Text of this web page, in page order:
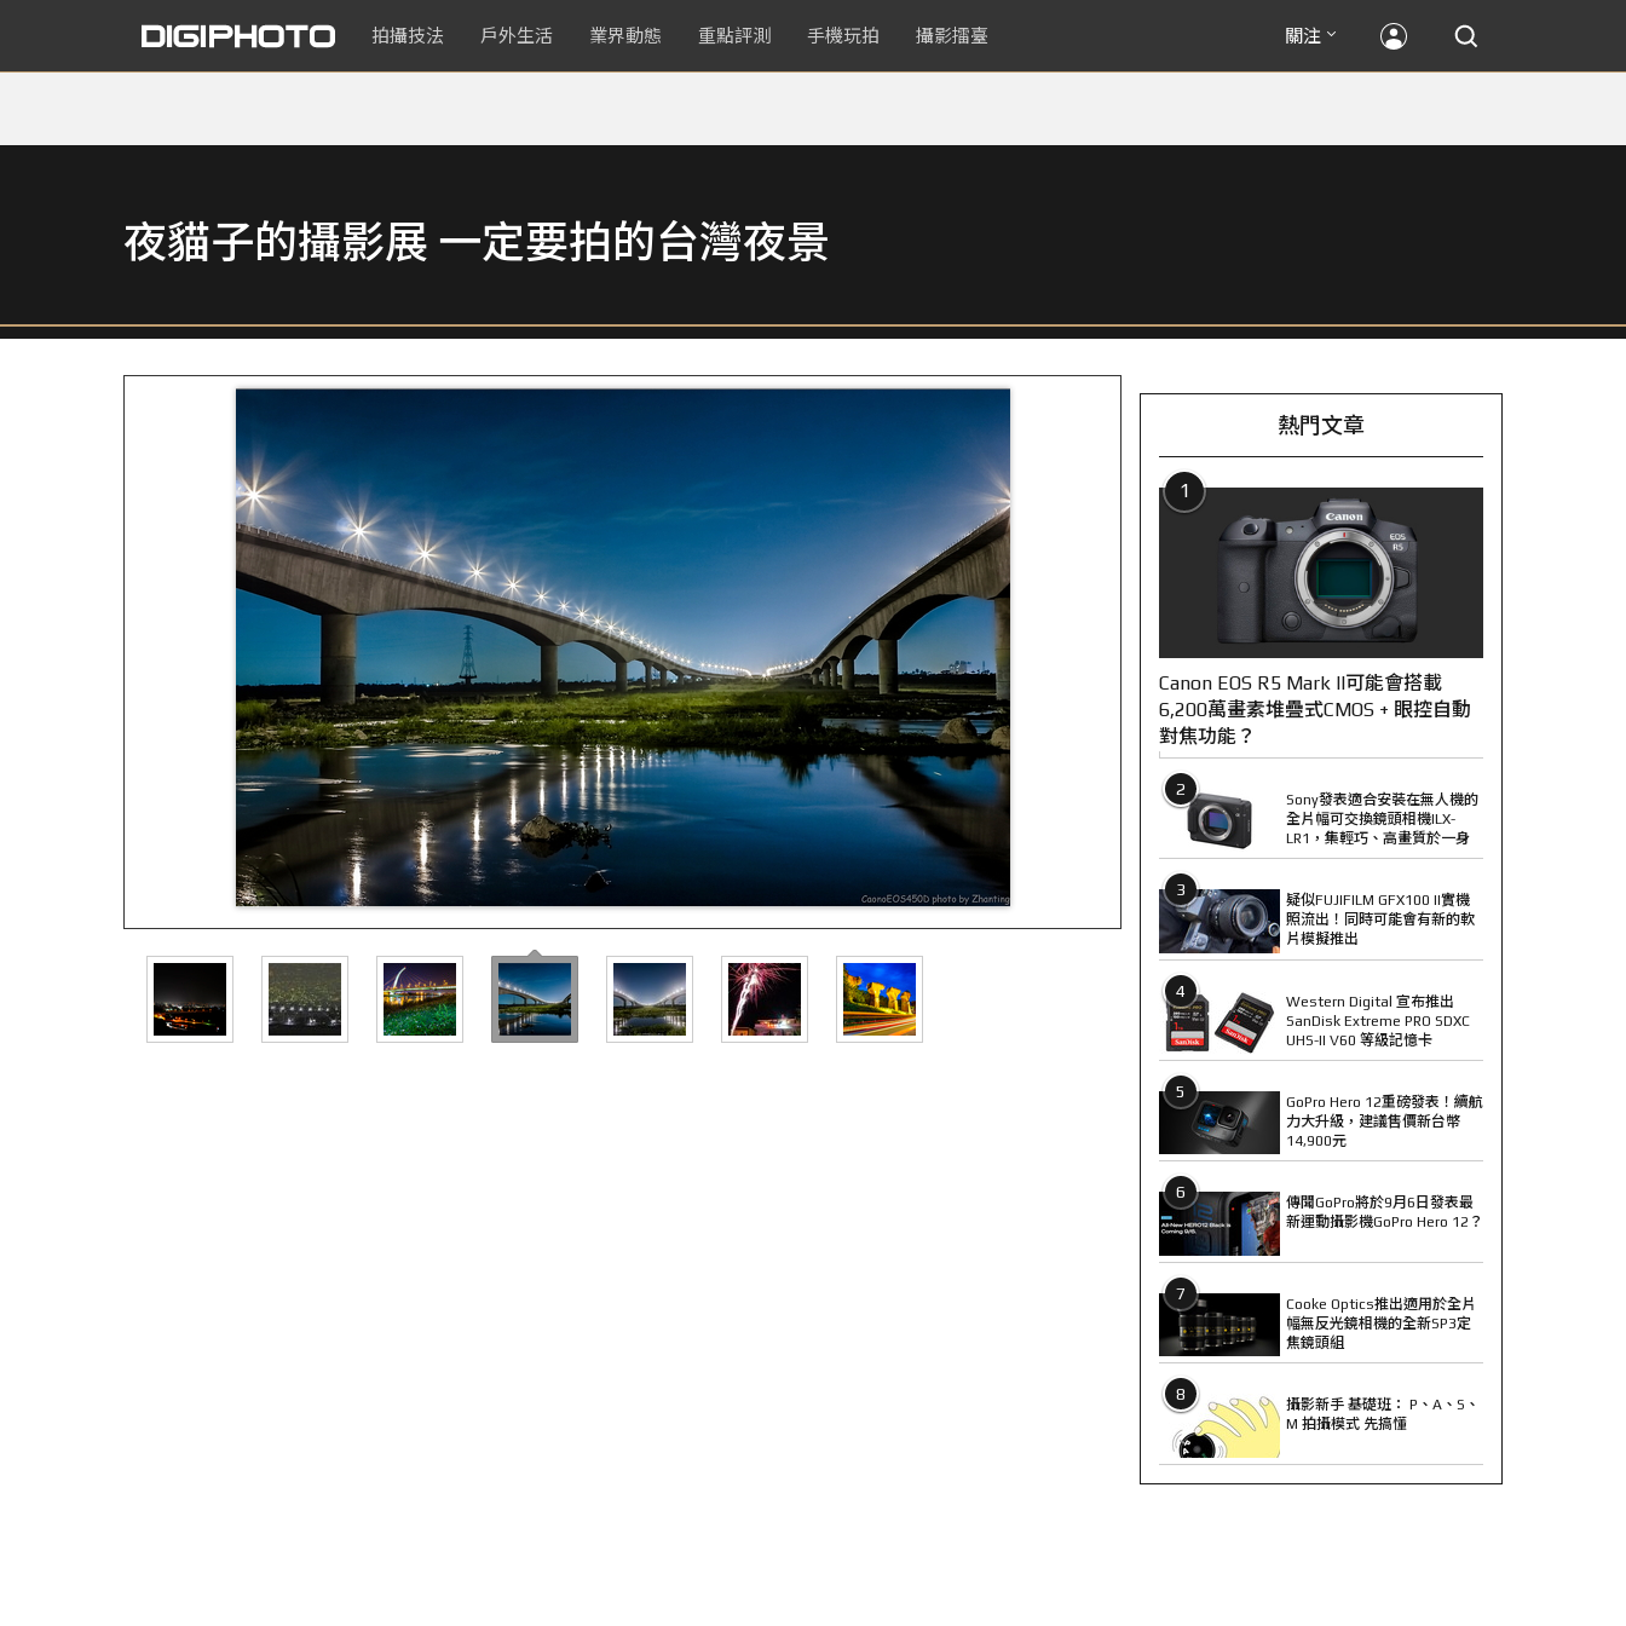
拍攝技法 戶外生活 業界動態 重點評測 手機玩拍 攝影擂臺 關注
夜貓子的攝影展 一定要拍的台灣夜景
熱門文章
1
Canon EOS R5 Mark II可能會搭載
6,200萬畫素堆疊式CMOS + 眼控自動
對焦功能？
2
Sony發表適合安裝在無人機的
全片幅可交換鏡頭相機ILX-
LR1，集輕巧、高畫質於一身
3
疑似FUJIFILM GFX100 II實機
照流出！同時可能會有新的軟
片模擬推出
4
Western Digital 宣布推出
SanDisk Extreme PRO SDXC
UHS-II V60 等級記憶卡
5
GoPro Hero 12重磅發表！續航
力大升級，建議售價新台幣
14,900元
6
傳聞GoPro將於9月6日發表最
新運動攝影機GoPro Hero 12？
7
Cooke Optics推出適用於全片
幅無反光鏡相機的全新SP3定
焦鏡頭組
8
攝影新手 基礎班： P、A、S、
M 拍攝模式 先搞懂